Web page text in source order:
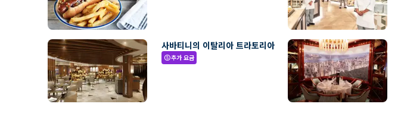
사바티니의 이탈리아 트라토리아
paid추가 요금